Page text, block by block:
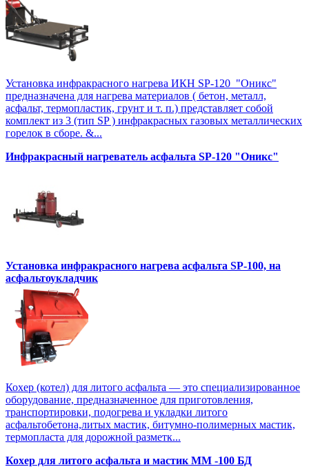
Установка инфракрасного нагрева ИКН SP-120 "Оникс"
предназначена для нагрева материалов ( бетон, металл,
асфальт, термопластик, грунт и т. п.) представляет собой
комплект из 3 (тип SP ) инфракрасных газовых металлических
горелок в сборе. &...
Инфракрасный нагреватель асфальта SP-120 "Оникс"
Установка инфракрасного нагрева асфальта SP-100, на
асфальтоукладчик
Кохер (котел) для литого асфальта — это специализированное
оборудование, предназначенное для приготовления,
транспортировки, подогрева и укладки литого
асфальтобетона,литых мастик, битумно-полимерных мастик,
термопласта для дорожной разметк...
Кохер для литого асфальта и мастик MM -100 БД